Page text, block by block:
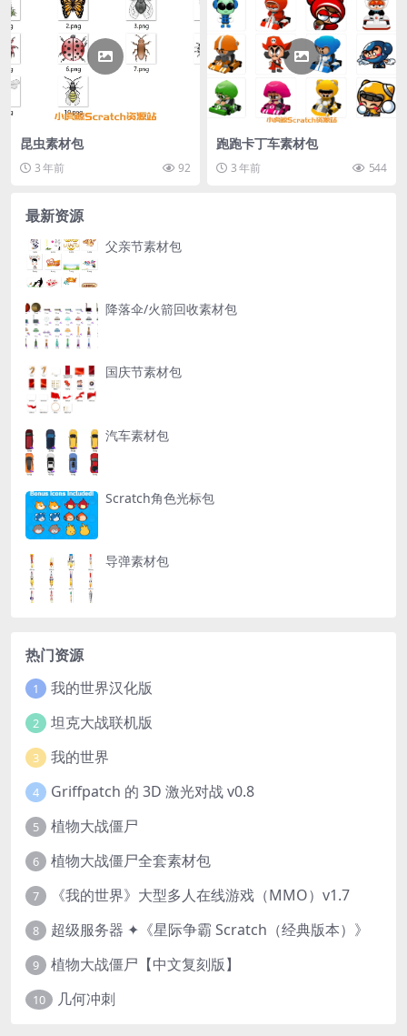
昆虫素材包
3 年前 92
跑跑卡丁车素材包
3 年前 544
最新资源
父亲节素材包
降落伞/火箭回收素材包
国庆节素材包
汽车素材包
Scratch角色光标包
导弹素材包
热门资源
1 我的世界汉化版
2 坦克大战联机版
3 我的世界
4 Griffpatch 的 3D 激光对战 v0.8
5 植物大战僵尸
6 植物大战僵尸全套素材包
7 《我的世界》大型多人在线游戏（MMO）v1.7
8 超级服务器 ✦《星际争霸 Scratch（经典版本）》
9 植物大战僵尸【中文复刻版】
10 几何冲刺